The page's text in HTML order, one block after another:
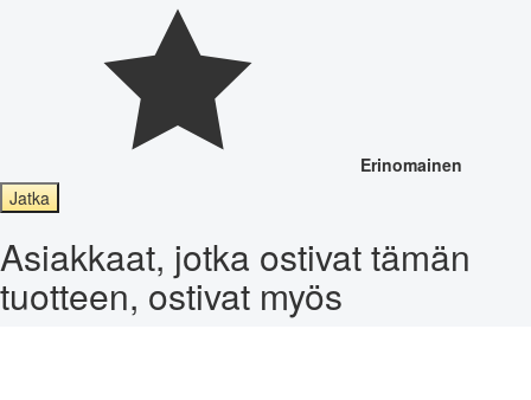
Erinomainen
Jatka
Asiakkaat, jotka ostivat tämän
tuotteen, ostivat myös